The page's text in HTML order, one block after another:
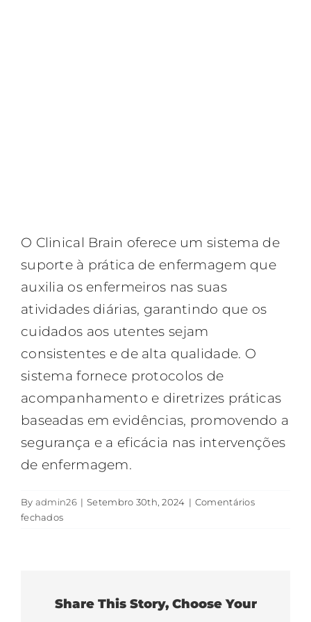
O Clinical Brain oferece um sistema de
suporte à prática de enfermagem que
auxilia os enfermeiros nas suas
atividades diárias, garantindo que os
cuidados aos utentes sejam
consistentes e de alta qualidade. O
sistema fornece protocolos de
acompanhamento e diretrizes práticas
baseadas em evidências, promovendo a
segurança e a eficácia nas intervenções
de enfermagem.
By admin26 | Setembro 30th, 2024 | Comentários
fechadosem
de
Share This Story, Choose Your